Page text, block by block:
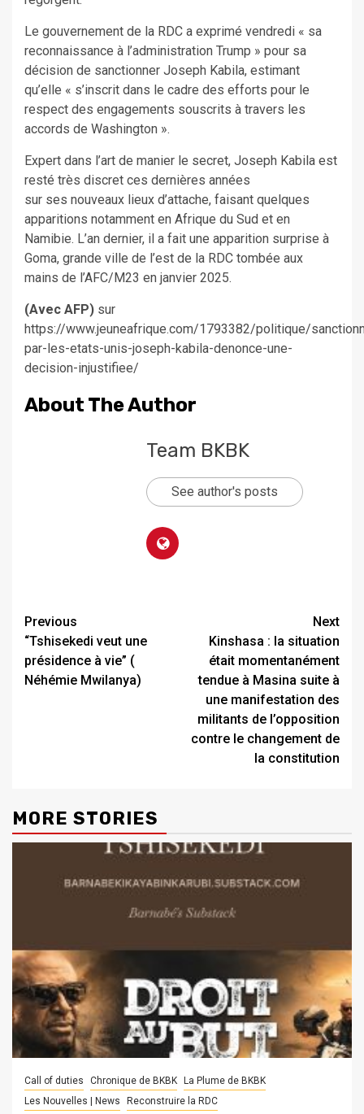
Le gouvernement de la RDC a exprimé vendredi « sa
reconnaissance à l’administration Trump » pour sa
décision de sanctionner Joseph Kabila, estimant
qu’elle « s’inscrit dans le cadre des efforts pour le
respect des engagements souscrits à travers les
accords de Washington ».
Expert dans l’art de manier le secret, Joseph Kabila est
resté très discret ces dernières années
sur ses nouveaux lieux d’attache, faisant quelques
apparitions notamment en Afrique du Sud et en
Namibie. L’an dernier, il a fait une apparition surprise à
Goma, grande ville de l’est de la RDC tombée aux
mains de l’AFC/M23 en janvier 2025.
(Avec AFP) sur
https://www.jeuneafrique.com/1793382/politique/
par-les-etats-unis-joseph-kabila-denonce-une-
decision-injustifiee/
About The Author
Team BKBK
See author's posts
Previous
“Tshisekedi veut une
présidence à vie” (​
Néhémie Mwilanya)
Next
Kinshasa : la situation
était momentanément
tendue à Masina suite à
une manifestation des
militants de l’opposition
contre le changement de
la constitution
MORE STORIES
Call of duties Chronique de BKBK
La Plume de BKBK
Les Nouvelles | News
Reconstruire la RDC